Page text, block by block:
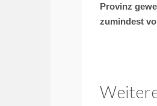
Provinz
zumindest